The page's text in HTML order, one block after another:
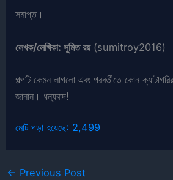
সমাপ্ত।
লেখক/লেখিকা: সুমিত রয়(sumitroy2016)
গল্পটি কেমন লাগলো এবং পরবর্তীতে কোন
জানান। ধন্যবাদ!
মোট পড়া হয়েছে: 2,499
← Previous Post